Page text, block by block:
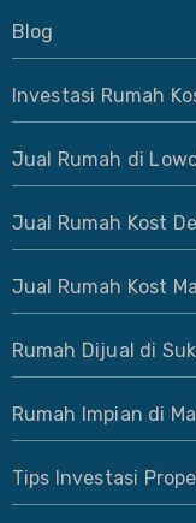
Blog
Investasi Rumah
Jual Rumah di
Jual Rumah Kost
Jual Rumah Kost
Rumah Dijual di
Rumah Impian di
Tips Investasi